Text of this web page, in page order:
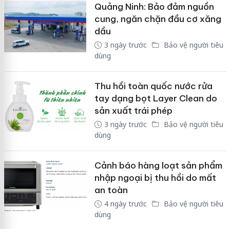
Quảng Ninh: Bảo đảm nguồn
cung, ngăn chặn đầu cơ xăng
dầu
3 ngày trước
Bảo vệ người tiêu
dùng
Thu hồi toàn quốc nước rửa
tay dạng bọt Layer Clean do
sản xuất trái phép
3 ngày trước
Bảo vệ người tiêu
dùng
Cảnh báo hàng loạt sản phẩm
nhập ngoại bị thu hồi do mất
an toàn
4 ngày trước
Bảo vệ người tiêu
dùng